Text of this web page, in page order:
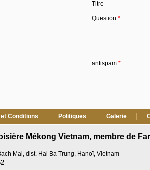
Titre
Question *
antispam *
Conditions Politiques Galerie
Mékong Vietnam, membre de
Mai, dist. Hai Ba Trung, Hanoï, Vietnam